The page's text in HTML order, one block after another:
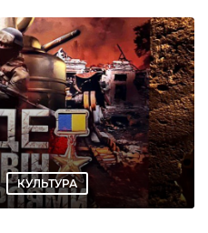
КУЛЬТУРА